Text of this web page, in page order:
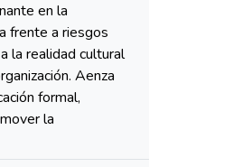
en la
frente a riesgos
la realidad cultural
Aenza
formal,
la